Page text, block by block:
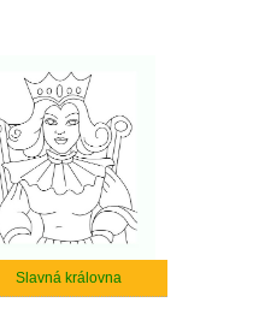
Slavná královna